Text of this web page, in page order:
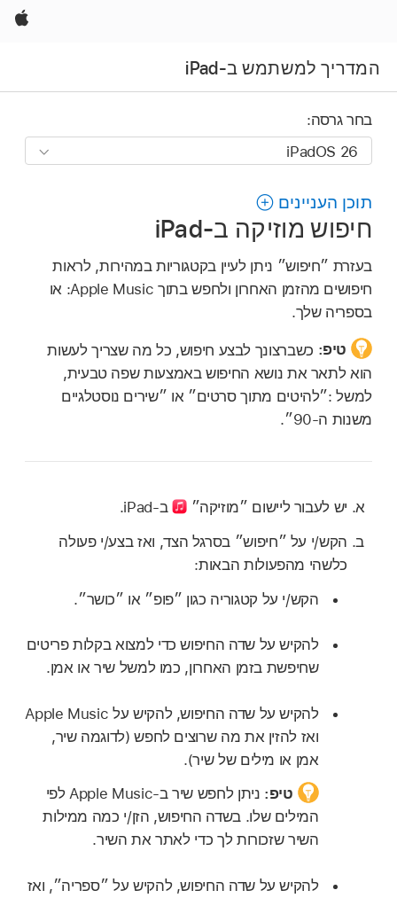
Apple
המדריך למשתמש ב-iPad
בחר גרסה:
תוכן העניינים
חיפוש מוזיקה ב‑iPad
בעזרת ״חיפוש״ ניתן לעיין בקטגוריות במהירות, לראות
חיפושים מהזמן האחרון ולחפש בתוך Apple Music: או
בספריה שלך.
טיפ: כשברצונך לבצע חיפוש, כל מה שצריך לעשות
הוא לתאר את נושא החיפוש באמצעות שפה טבעית,
למשל :״להיטים מתוך סרטים״ או ״שירים נוסטלגיים
משנות ה-90״.
יש לעבור ליישום ״מוזיקה״
ב-iPad.
הקש/י על ״חיפוש״ בסרגל הצד, ואז בצע/י פעולה
כלשהי מהפעולות הבאות:
הקש/י על קטגוריה כגון ״פופ״ או ״כושר״.
להקיש על שדה החיפוש כדי למצוא בקלות פריטים
שחיפשת בזמן האחרון, כמו למשל שיר או אמן.
להקיש על שדה החיפוש, להקיש על Apple Music
ואז להזין את מה שרוצים לחפש (לדוגמה שיר,
אמן או מילים של שיר).
טיפ:
ניתן לחפש שיר ב‑Apple Music לפי
המילים שלו. בשדה החיפוש, הזן/י כמה ממילות
השיר שזכורות לך כדי לאתר את השיר.
להקיש על שדה החיפוש, להקיש על ״ספריה״, ואז